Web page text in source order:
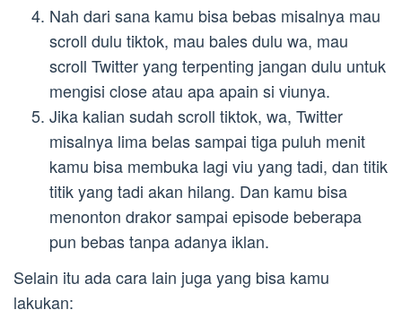
Nah dari sana kamu bisa bebas misalnya mau
scroll dulu tiktok, mau bales dulu wa, mau
scroll Twitter yang terpenting jangan dulu untuk
mengisi close atau apa apain si viunya.
Jika kalian sudah scroll tiktok, wa, Twitter
misalnya lima belas sampai tiga puluh menit
kamu bisa membuka lagi viu yang tadi, dan titik
titik yang tadi akan hilang. Dan kamu bisa
menonton drakor sampai episode beberapa
pun bebas tanpa adanya iklan.
Selain itu ada cara lain juga yang bisa kamu
lakukan: